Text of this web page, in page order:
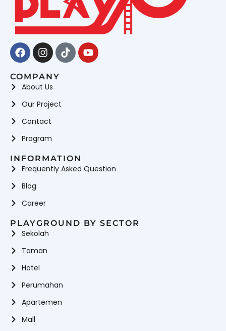
Facebook
Instagram
TiktokYoutube
COMPANY
About Us
Our Project
Contact
Program
INFORMATION
Frequently Asked Question
Blog
Career
PLAYGROUND BY SECTOR
Sekolah
Taman
Hotel
Perumahan
Apartemen
Mall